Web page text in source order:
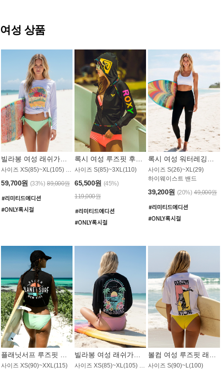
여성 상품
59,700원 (33%) 89,000원
사이즈 S(85)~3XL(110)
65,500원 (45%)
119,000원
사이즈 S(26)~XL(29)
하이웨이스트 밴드
39,200원 (20%) 49,000원
사이즈 XS(90)~XXL(115) 사이즈 XS(85)~XL(105) / 오버핏 사이즈 S(90)~L(100)